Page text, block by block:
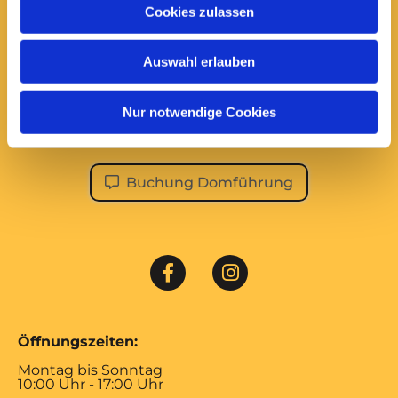
Cookies zulassen
Auswahl erlauben
Nur notwendige Cookies
Domführungen:
Montag bis Samstag
ÖFFENTLICHE DOMFÜHRUNG
Im Januar und Februar sowie an Feiertagen finden
keine öffentlichen Führungen statt!
Buchung Domführung
Öffnungszeiten:
Montag bis Sonntag
10:00 Uhr - 17:00 Uhr